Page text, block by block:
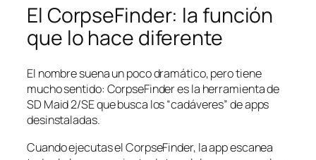
El CorpseFinder: la función
que lo hace diferente
El nombre suena un poco dramático, pero tiene
mucho sentido: CorpseFinder es la herramienta de
SD Maid 2/SE que busca los “cadáveres” de apps
desinstaladas.
Cuando ejecutas el CorpseFinder, la app escanea